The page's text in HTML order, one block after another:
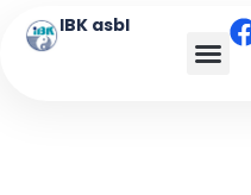
IBK asbl